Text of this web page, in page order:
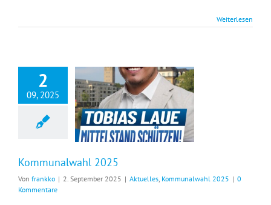
Weiterlesen
2
09, 2025
Kommunalwahl 2025
Von frankko | 2. September 2025 | Aktuelles Kommunalwahl 2025 | 0
Kommentare